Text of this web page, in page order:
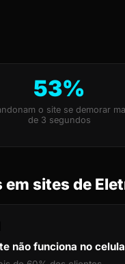
53%
o site se demorar
de 3 segundos
em sites de
não funciona no